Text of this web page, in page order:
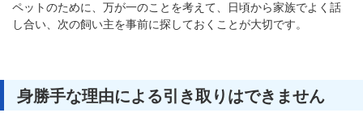
ペットのために、万が一のことを考えて、日頃から家族でよく話
し合い、次の飼い主を事前に探しておくことが大切です。
身勝手な理由による引き取りはできません